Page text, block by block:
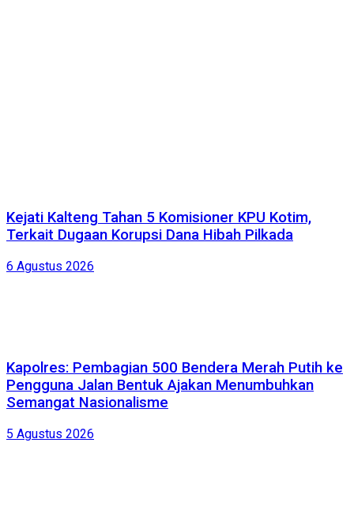
Kejati Kalteng Tahan 5 Komisioner KPU Kotim,
Terkait Dugaan Korupsi Dana Hibah Pilkada
6 Agustus 2026
Kapolres: Pembagian 500 Bendera Merah Putih ke
Pengguna Jalan Bentuk Ajakan Menumbuhkan
Semangat Nasionalisme
5 Agustus 2026